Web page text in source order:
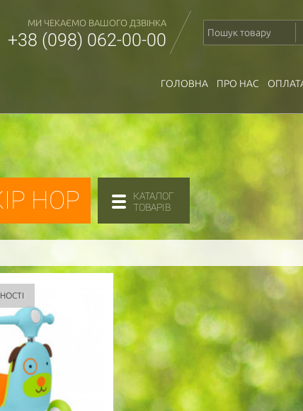
МИ ЧЕКАЄМО ВАШОГО ДЗВІНКА
+38 (098) 062-00-00
ГОЛОВНА ПРО НАС
HOP
КАТАЛОГ
ТОВАРІВ